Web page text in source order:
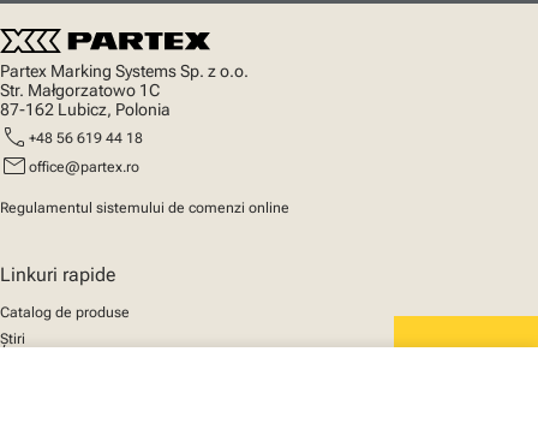
Partex Marking Systems Sp. z o.o.
Str. Małgorzatowo 1C
87-162 Lubicz, Polonia
call +48 56 619 44 18
mail office@partex.ro
Regulamentul sistemului de comenzi online
Linkuri rapide
Catalog de produse
Știri